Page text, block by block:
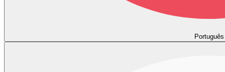
Português